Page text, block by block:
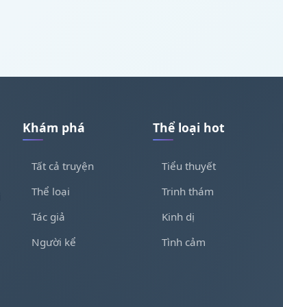
Khám phá
Tất cả truyện
Thể loại
Tác giả
Người kể
Thể loại hot
Tiểu thuyết
Trinh thám
Kinh dị
Tình cảm